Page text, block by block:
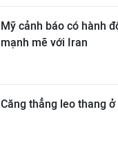
Mỹ cảnh báo có hành
mạnh mẽ với Iran
Căng thẳng leo thang